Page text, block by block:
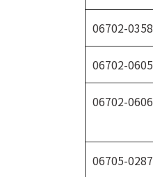
06702-0358
06702-0605
06702-0606
06705-0287